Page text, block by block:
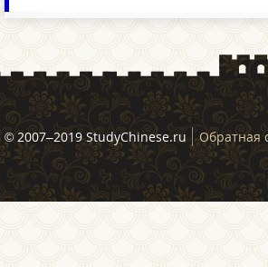
© 2007–2019 StudyChinese.ru Обратная